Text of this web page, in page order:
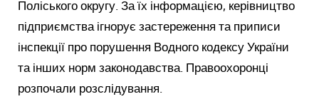
Поліського округу. За їх інформацією, керівництво
підприємства ігнорує застереження та приписи
інспекції про порушення Водного кодексу України
та інших норм законодавства. Правоохоронці
розпочали розслідування.